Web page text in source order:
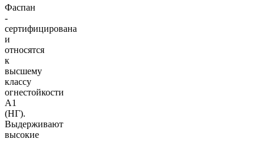
Фаспан
-
сертифицирована
и
относятся
к
высшему
классу
огнестойкости
А1
(НГ).
Выдерживают
высокие